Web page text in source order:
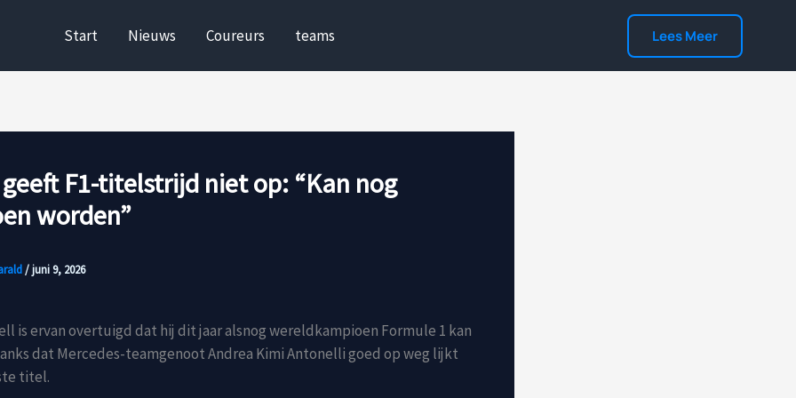
Start Nieuws Coureurs teams Lees Meer
geeft F1-titelstrijd niet op: “Kan nog
worden”
/juni 9, 2026
is ervan overtuigd dat hij dit jaar alsnog wereldkampioen Formule 1 kan
dat Mercedes-teamgenoot Andrea Kimi Antonelli goed op weg lijkt
titel.